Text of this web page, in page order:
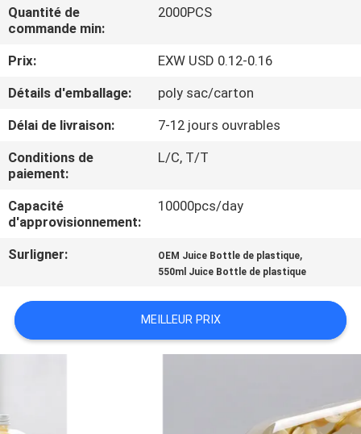
D'USINE
CONTRÔLE
DE
QUALITÉ
CONTACTEZ-
NOUS
NOUVELLES
CAS
PLAN
SITE
Quantité de
commande min:
2000PCS
Prix:
EXW USD 0.12-0.16
Détails d'emballage:
poly sac/carton
Délai de livraison:
7-12 jours ouvrables
Conditions de
paiement:
L/C, T/T
Capacité
d'approvisionnement:
10000pcs/day
Surligner: OEM Juice Bottle de plastique,
550ml Juice Bottle de plastique
MEILLEUR PRIX